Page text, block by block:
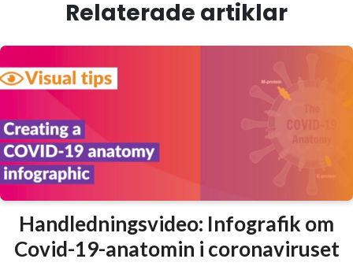
Relaterade artiklar
Handledningsvideo: Infografik om
Covid-19-anatomin i coronaviruset